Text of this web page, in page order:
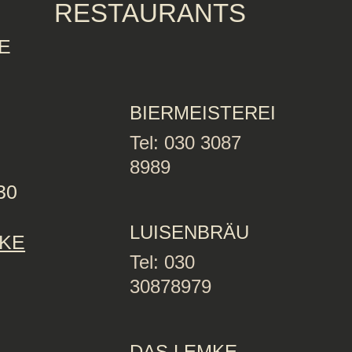
RESTAURANTS
BIERMEISTEREI
Tel: 030 3087
8989
LUISENBRÄU
Tel: 030
30878979